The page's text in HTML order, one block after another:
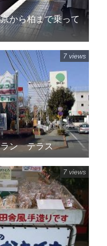
から柏まで乗って
ラン テラス
7 views
7 views